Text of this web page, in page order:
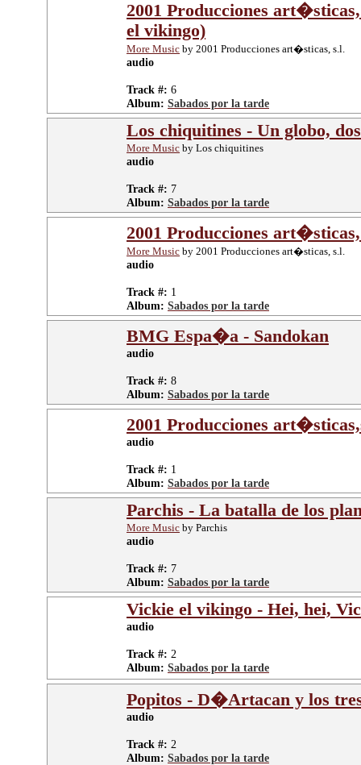
2001 Producciones
el vikingo)
More Music by 2001 Producciones art�sticas, s.l.
audio
Track #: 6
Album: Sabados por la tarde
Los chiquitines - Un globo,
More Music by Los chiquitines
audio
Track #: 7
Album: Sabados por la tarde
2001 Producciones
More Music by 2001 Producciones art�sticas, s.l.
audio
Track #: 1
Album: Sabados por la tarde
BMG Espa�a - Sandokan
audio
Track #: 8
Album: Sabados por la tarde
2001 Producciones
audio
Track #: 1
Album: Sabados por la tarde
Parchis - La batalla de los
More Music by Parchis
audio
Track #: 7
Album: Sabados por la tarde
Vickie el vikingo - Hei, hei,
audio
Track #: 2
Album: Sabados por la tarde
Popitos - D�Artacan y los
audio
Track #: 2
Album: Sabados por la tarde